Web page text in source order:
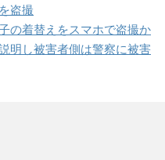
盗撮
の着替えをスマホで盗撮か
明し被害者側は警察に被害